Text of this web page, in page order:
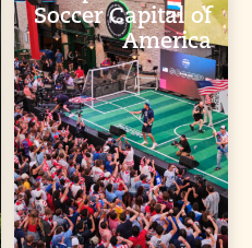
Soccer Capital of
America